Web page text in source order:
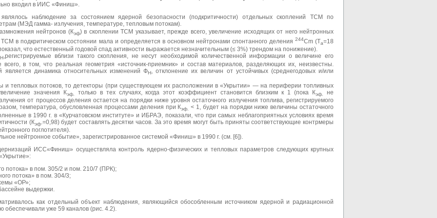
входил в ИИС «Финиш».
наблюдение за состоянием ядерной безопасности (подкритичности) отдельных скоплений ТСМ по
(МЭД гамма- излучения, температуре, тепловым потокам).
нейтронов (Кэф) в скоплении ТСМ указывает, прежде всего, увеличение исходящих от него нейтронных
в подкритическом состоянии мала и определяется в основном нейтронами спонтанного деления 244Cm (Тa=18
что естественный годовой спад активности выражается незначительным (≤ 3%) трендом на понижение).
Н,регистрируемые вблизи такого скопления, не несут необходимой количественной информации о величине его
всего, в том, что реальная геометрия «источник-приемник» и состав материалов, разделяющих их, неизвестны.
является динамика относительных изменений ФН , отклонение их величин от устойчивых (среднегодовых и/или
и тепловых потоков, то детекторы (при существующем их расположении в «Укрытии» — на периферии топливных
значения Кэф. только в тех случаях, когда этот коэффициент становится близким к 1 (пока Кэф.не
от процессов деления остается на порядки ниже уровня остаточного излучения топлива, регистрируемого
температура, обусловленная процессами деления при Кэф. < 1, будет на порядки ниже величины остаточного
в 1990 г. в «Курчатовском институте» и ИБРАЭ, показали, что при самых неблагоприятных условиях время
(Кэф.=0,98) будет составлять десятки часов. За это время могут быть приняты соответствующие контрмеры
поглотителя).
нейтронное событие», зарегистрированное системой «Финиш» в 1990 г. (см. [6]).
ИСС«Финиш» осуществляла контроль ядерно-физических и тепловых параметров следующих крупных
потока» в пом. 305/2 и пом. 210/7 (ПРК);
потока» в пом. 304/3;
«ОР»;
выдержки.
как отдельный объект наблюдения, являющийся обособленным источником ядерной и радиационной
обеспечивали уже 59 каналов (рис. 4.2).